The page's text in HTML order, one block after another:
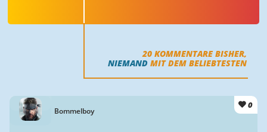
20 KOMMENTARE BISHER,
NIEMAND MIT DEM BELIEBTESTEN
Bommelboy
0